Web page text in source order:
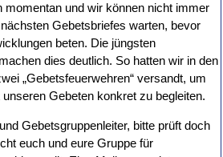
momentan und wir können nicht immer
Gebetsbriefes warten, bevor
beten. Die jüngsten
dies deutlich. So hatten wir in den
„Gebetsfeuerwehren“ versandt, um
Gebeten konkret zu begleiten.
Gebetsgruppenleiter, bitte prüft doch
euch und eure Gruppe für